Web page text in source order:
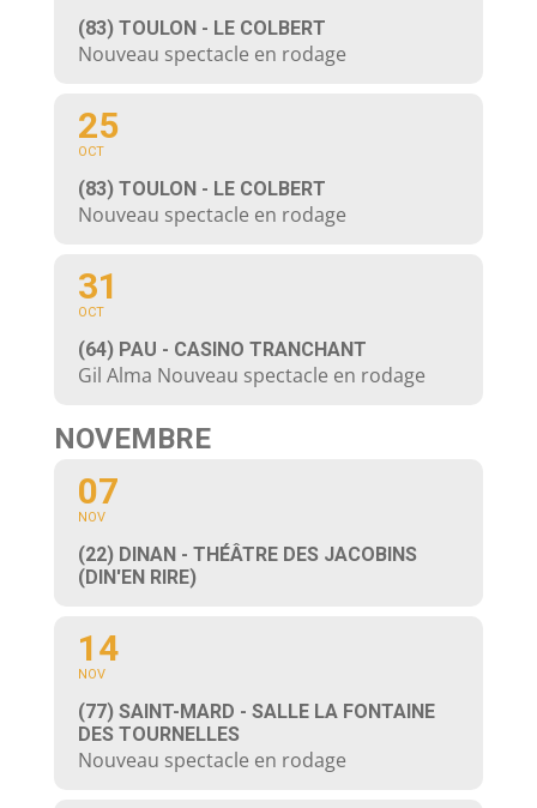
(83) TOULON - LE COLBERT
Nouveau spectacle en rodage
25
OCT
(83) TOULON - LE COLBERT
Nouveau spectacle en rodage
31
OCT
(64) PAU - CASINO TRANCHANT
Gil Alma Nouveau spectacle en rodage
NOVEMBRE
07
NOV
(22) DINAN - THÉÂTRE DES JACOBINS
(DIN'EN RIRE)
14
NOV
(77) SAINT-MARD - SALLE LA FONTAINE
DES TOURNELLES
Nouveau spectacle en rodage